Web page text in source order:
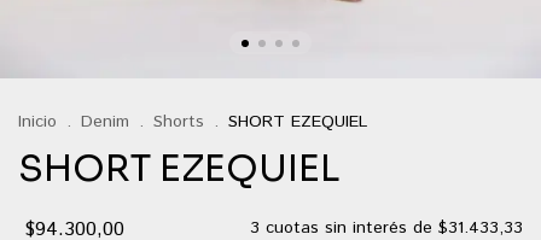
Inicio . Denim . Shorts . SHORT EZEQUIEL
SHORT EZEQUIEL
$94.300,00 3 cuotas sin interés de $31.433,33